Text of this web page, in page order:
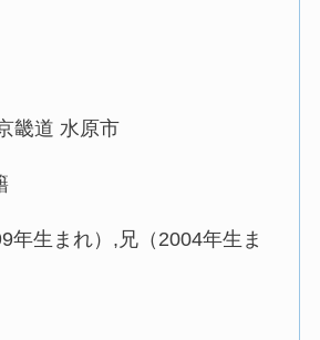
畿道 水原市
年生まれ）,兄（2004年生ま